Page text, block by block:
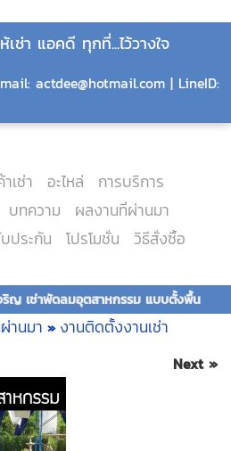
ช่า แอคดี ทุกที่...ไว้วางใจ
actdee@hotmail.com | LineID:
เช่า อะไหล่
การบริการ
บทความ
ผลงานที่ผ่านมา
ประกัน โปรโมชั่น
วิธีสั่งซื้อ
ญ เช่าพัดลมอุตสาหกรรม แบบตั้งพื้น
านมา » งานติดตั้งงานเช่า
Next »